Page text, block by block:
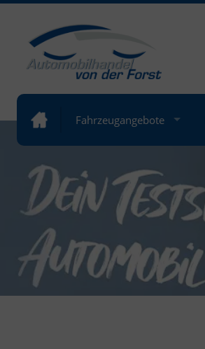
Fahrzeugangebote